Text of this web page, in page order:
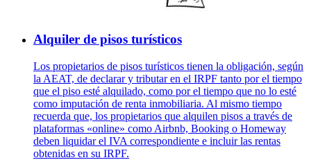
Alquiler de pisos turísticos
Los propietarios de pisos turísticos tienen la obligación, según
la AEAT, de declarar y tributar en el IRPF tanto por el tiempo
que el piso esté alquilado, como por el tiempo que no lo esté
como imputación de renta inmobiliaria. Al mismo tiempo
recuerda que, los propietarios que alquilen pisos a través de
plataformas «online» como Airbnb, Booking o Homeway
deben liquidar el IVA correspondiente e incluir las rentas
obtenidas en su IRPF.